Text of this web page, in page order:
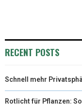
RECENT POSTS
Schnell mehr
Rotlicht für Pflanzen: